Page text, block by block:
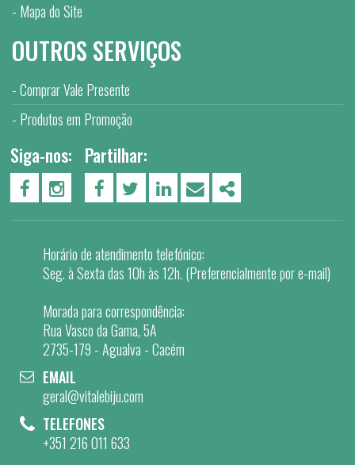
Mapa do Site
OUTROS SERVIÇOS
Comprar Vale Presente
Produtos em Promoção
Siga-nos:
PÁGINA DO FACEBOOK
PÁGINA DO INSTAGRAM
Partilhar:
FACEBOOKTWITTERLINKEDIN
EMAIL
Horário de atendimento telefónico:
Seg. à Sexta das 10h às 12h. (Preferencialmente por e-mail)
Morada para correspondência:
Rua Vasco da Gama, 5A
2735-179 - Agualva - Cacém
EMAIL
geral@vitalebiju.com
TELEFONES
+351 216 011 633